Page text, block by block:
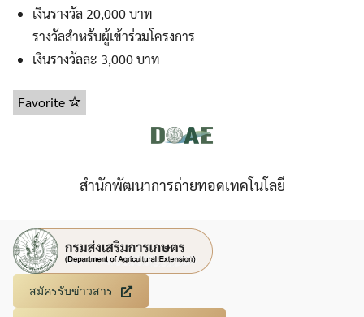
เงินรางวัล 20,000 บาท
รางวัลสำหรับผู้เข้าร่วมโครงการ
เงินรางวัลละ 3,000 บาท
Favorite
สำนักพัฒนาการถ่ายทอดเทคโนโลยี
สมัครรับข่าวสาร